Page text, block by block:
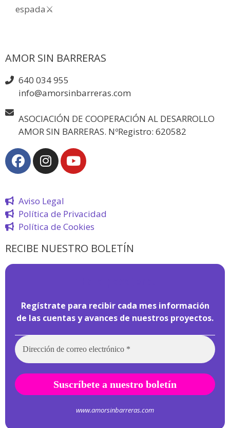
espada⚔️
AMOR SIN BARRERAS
640 034 955
info@amorsinbarreras.com
ASOCIACIÓN DE COOPERACIÓN AL DESARROLLO
AMOR SIN BARRERAS. NºRegistro: 620582
Aviso Legal
Política de Privacidad
Política de Cookies
RECIBE NUESTRO BOLETÍN
Regístrate para recibir cada mes información
de las cuentas y avances de nuestros proyectos.
www.amorsinbarreras.com